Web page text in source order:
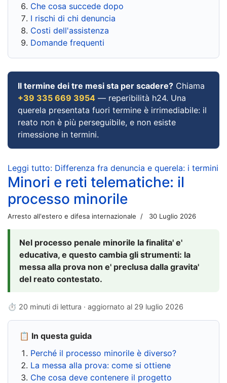
Che cosa succede dopo
I rischi di chi denuncia
Costi dell'assistenza
Domande frequenti
Il termine dei tre mesi sta per scadere? Chiama
+39 335 669 3954 — reperibilità h24. Una
querela presentata fuori termine è irrimediabile: il
reato non è più perseguibile, e non esiste
rimessione in termini.
Leggi tutto: Differenza fra denuncia e querela: i termini
Minori e reti telematiche: il
processo minorile
Arresto all'estero e difesa internazionale 30 Luglio 2026
Nel processo penale minorile la finalita' e'
educativa, e questo cambia gli strumenti: la
messa alla prova non e' preclusa dalla gravita'
del reato contestato.
⏱ 20 minuti di lettura · aggiornato al 29 luglio 2026
📋 In questa guida
Perché il processo minorile è diverso?
La messa alla prova: come si ottiene
Che cosa deve contenere il progetto